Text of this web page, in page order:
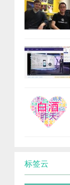
标签云